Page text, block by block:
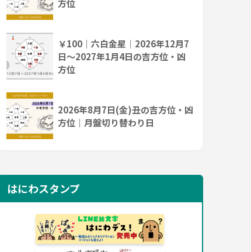
方位
￥100｜六白金星｜2026年12月7
日～2027年1月4日の吉方位・凶
方位
2026年8月7日(金)丑の吉方位・凶
方位｜月盤切り替わり日
はにわスタンプ